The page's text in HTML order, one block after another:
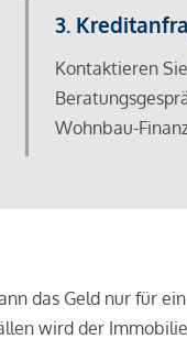
3.
Kontaktieren
Wohnbau-
das Geld nur für
wird der